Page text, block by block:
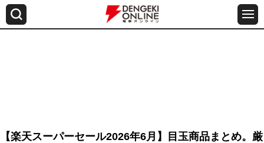
【楽天スーパーセール2026年6月】目玉商品まとめ。厳